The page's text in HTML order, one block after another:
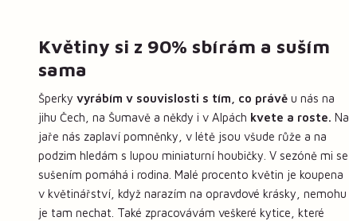
Květiny si z 90% sbírám a suším
sama
Šperky vyrábím v souvislosti s tím, co právě u nás na
jihu Čech, na Šumavě a někdy i v Alpách kvete a roste. Na
jaře nás zaplaví pomněnky, v létě jsou všude růže a na
podzim hledám s lupou miniaturní houbičky. V sezóně mi se
sušením pomáhá i rodina. Malé procento květin je koupena
v květinářství, když narazím na opravdové krásky, nemohu
je tam nechat. Také zpracovávám veškeré kytice, které